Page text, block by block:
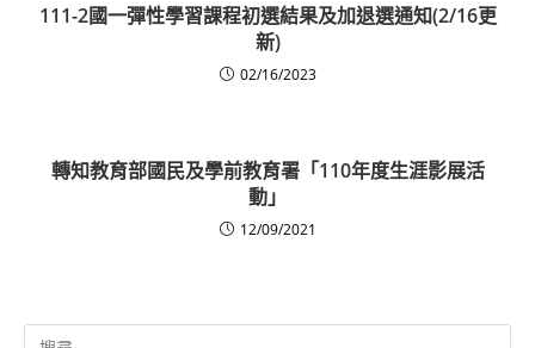
111-2國一彈性學習課程初選結果及加退選通知(2/16更
新)
02/16/2023
轉知教育部國民及學前教育署「110年度生涯影展活
動」
12/09/2021
Search